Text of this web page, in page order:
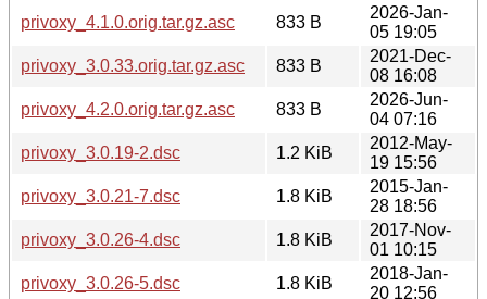
privoxy_4.1.0.orig.tar.gz.asc
833 B
2026-Jan-
05 19:05
privoxy_3.0.33.orig.tar.gz.asc
833 B
2021-Dec-
08 16:08
privoxy_4.2.0.orig.tar.gz.asc
833 B
2026-Jun-
04 07:16
privoxy_3.0.19-2.dsc
1.2 KiB
2012-May-
19 15:56
privoxy_3.0.21-7.dsc
1.8 KiB
2015-Jan-
28 18:56
privoxy_3.0.26-4.dsc
1.8 KiB
2017-Nov-
01 10:15
privoxy_3.0.26-5.dsc
1.8 KiB
2018-Jan-
20 12:56